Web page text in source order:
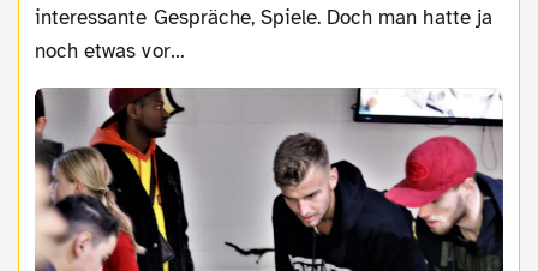
interessante Gespräche, Spiele. Doch man hatte ja
noch etwas vor…